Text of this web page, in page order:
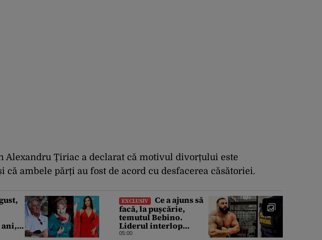
Alexandru Țiriac a declarat că motivul divorțului este
că ambele părți au fost de acord cu desfacerea căsătoriei.
ani,
EXCLUSIV
Ce a ajuns să
facă, la pușcărie,
temutul Bebino.
Liderul interlop
bucureștean, trimis la
05:00